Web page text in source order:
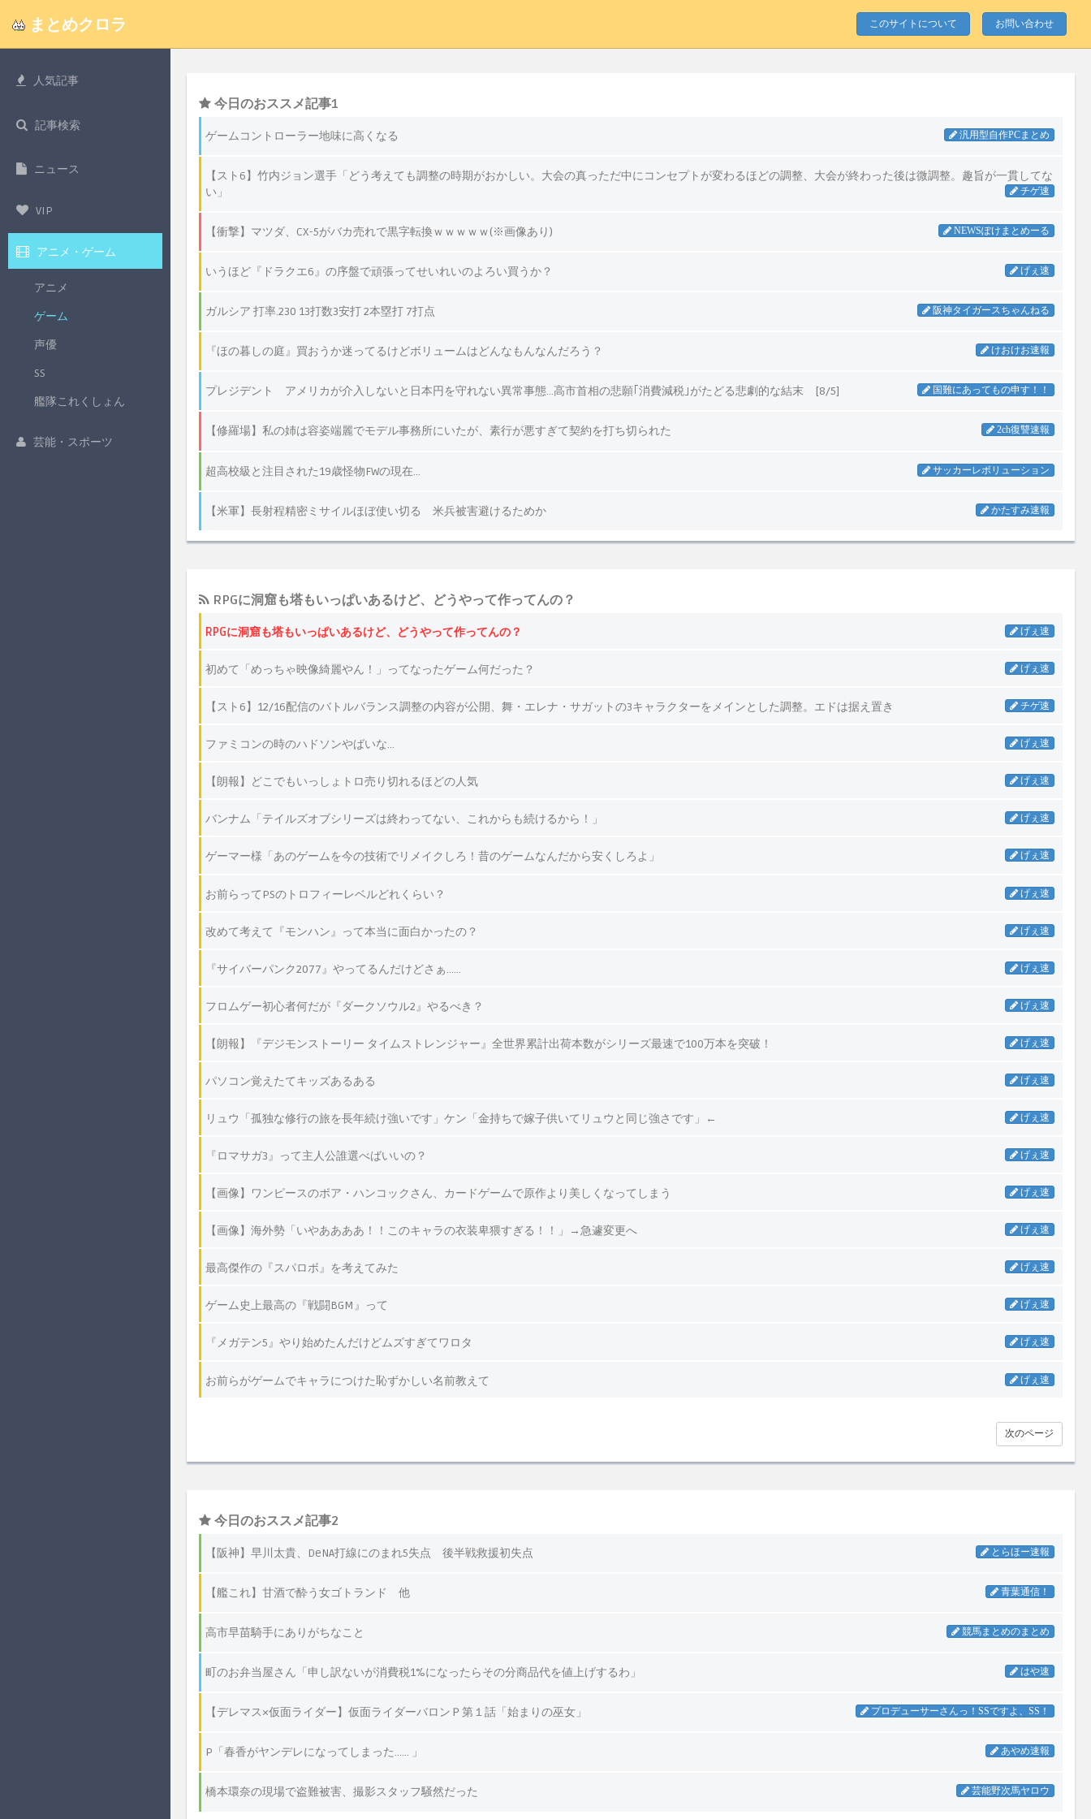
まとめクロラ このサイトについて お問い合わせ
人気記事
記事検索
ニュース
VIP
アニメ・ゲーム
アニメ
ゲーム
声優
SS
艦隊これくしょん
芸能・スポーツ
RPGに洞窟も塔もいっぱいあるけど、どうやって作ってんの？
RPGに洞窟も塔もいっぱいあるけど、どうやって作ってんの？ げぇ速
初めて「めっちゃ映像綺麗やん！」ってなったゲーム何だった？ げぇ速
【スト6】12/16配信のバトルバランス調整の内容が公開、舞・エレナ・サガットの3キャラクターをメインとした調整。エドは据え置き チゲ速
ファミコンの時のハドソンやばいな… げぇ速
【朗報】どこでもいっしょトロ売り切れるほどの人気 げぇ速
バンナム「テイルズオブシリーズは終わってない、これからも続けるから！」 げぇ速
ゲーマー様「あのゲームを今の技術でリメイクしろ！昔のゲームなんだから安くしろよ」 げぇ速
お前らってPSのトロフィーレベルどれくらい？ げぇ速
改めて考えて『モンハン』って本当に面白かったの？ げぇ速
『サイバーパンク2077』やってるんだけどさぁ…… げぇ速
フロムゲー初心者何だが『ダークソウル2』やるべき？ げぇ速
【朗報】『デジモンストーリー タイムストレンジャー』全世界累計出荷本数がシリーズ最速で100万本を突破！ げぇ速
パソコン覚えたてキッズあるある げぇ速
リュウ「孤独な修行の旅を長年続け強いです」ケン「金持ちで嫁子供いてリュウと同じ強さです」← げぇ速
『ロマサガ3』って主人公誰選べばいいの？ げぇ速
【画像】ワンピースのボア・ハンコックさん、カードゲームで原作より美しくなってしまう げぇ速
【画像】海外勢「いやああああ！！このキャラの衣装卑猥すぎる！！」→急遽変更へ げぇ速
最高傑作の『スパロボ』を考えてみた げぇ速
ゲーム史上最高の『戦闘BGM』って げぇ速
『メガテン5』やり始めたんだけどムズすぎてワロタ げぇ速
お前らがゲームでキャラにつけた恥ずかしい名前教えて げぇ速
次のページ